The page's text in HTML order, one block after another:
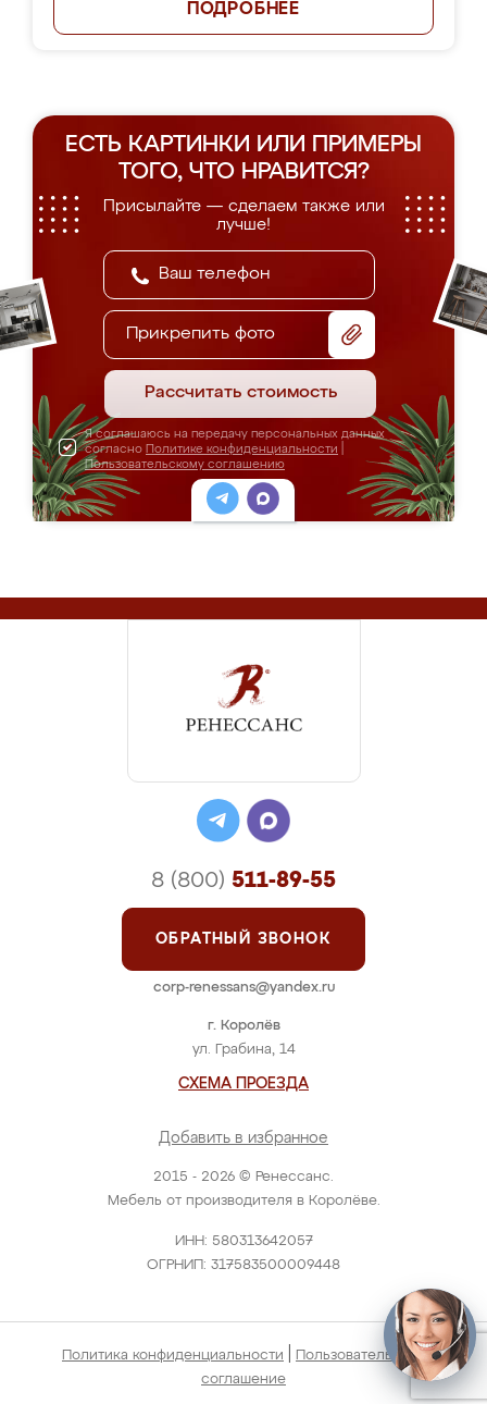
ПОДРОБНЕЕ
ЕСТЬ КАРТИНКИ ИЛИ ПРИМЕРЫ
ТОГО, ЧТО НРАВИТСЯ?
Присылайте — сделаем также или
лучше!
Прикрепить фото
Рассчитать стоимость
Я соглашаюсь на передачу персональных данных
согласно Политике конфиденциальности
Пользовательскому соглашению
2015 - 2026 © Ренессанс.
Мебель от производителя в Королёве.
ИНН: 580313642057
ОГРНИП: 317583500009448
г. Королёв
ул. Грабина, 14
СХЕМА ПРОЕЗДА
Добавить в избранное
8 (800) 511-89-55
ОБРАТНЫЙ ЗВОНОК
corp-renessans@yandex.ru
Политика конфиденциальности
Пользовательское
соглашение